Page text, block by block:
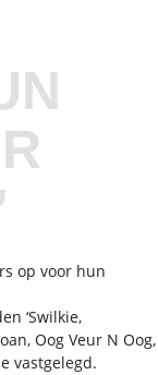
op voor hun
‘Swilkie,
Oog Veur N Oog,
vastgelegd.